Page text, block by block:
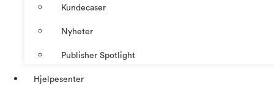
Kundecaser
Nyheter
Publisher Spotlight
Hjelpesenter